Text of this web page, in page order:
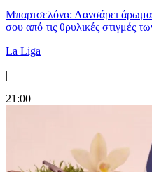
Μπαρτσελόνα: Λανσάρει άρωμα
σου από τις θρυλικές στιγμές
La Liga
|
21:00